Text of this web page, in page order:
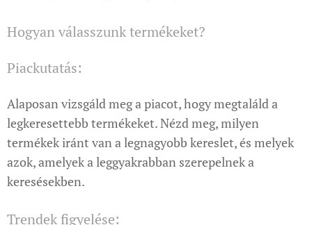
Hogyan válasszunk termékeket?
Piackutatás:
Alaposan vizsgáld meg a piacot, hogy megtaláld a
legkeresettebb termékeket. Nézd meg, milyen
termékek iránt van a legnagyobb kereslet, és melyek
azok, amelyek a leggyakrabban szerepelnek a
keresésekben.
Trendek figyelése: